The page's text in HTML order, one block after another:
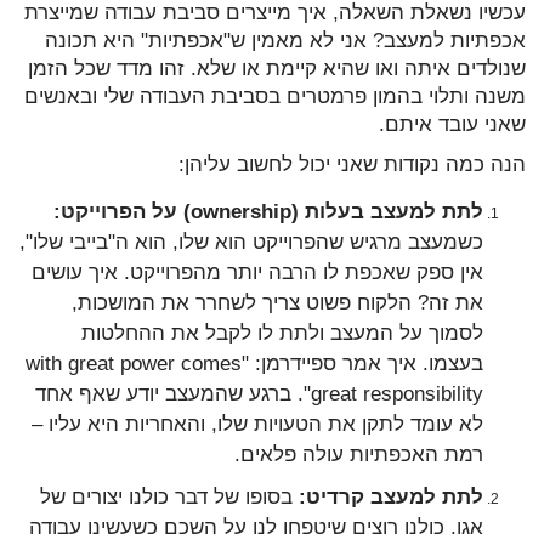
עכשיו נשאלת השאלה, איך מייצרים סביבת עבודה שמייצרת
אכפתיות למעצב? אני לא מאמין ש"אכפתיות" היא תכונה
שנולדים איתה ואו שהיא קיימת או שלא. זהו מדד שכל הזמן
משנה ותלוי בהמון פרמטרים בסביבת העבודה שלי ובאנשים
שאני עובד איתם.
הנה כמה נקודות שאני יכול לחשוב עליהן:
לתת למעצב בעלות (ownership) על הפרוייקט:
כשמעצב מרגיש שהפרוייקט הוא שלו, הוא ה"בייבי שלו",
אין ספק שאכפת לו הרבה יותר מהפרוייקט. איך עושים
את זה? הלקוח פשוט צריך לשחרר את המושכות,
לסמוך על המעצב ולתת לו לקבל את ההחלטות
בעצמו. איך אמר ספיידרמן: "with great power comes
great responsibility". ברגע שהמעצב יודע שאף אחד
לא עומד לתקן את הטעויות שלו, והאחריות היא עליו –
רמת האכפתיות עולה פלאים.
לתת למעצב קרדיט: בסופו של דבר כולנו יצורים של
אגו. כולנו רוצים שיטפחו לנו על השכם כשעשינו עבודה